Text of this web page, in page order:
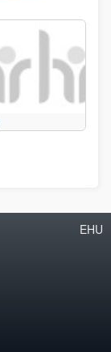
EHU